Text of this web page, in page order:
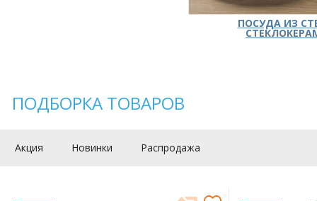
ПОСУДА ИЗ
ПОДБОРКА ТОВАРОВ
Акция Новинки Распродажа